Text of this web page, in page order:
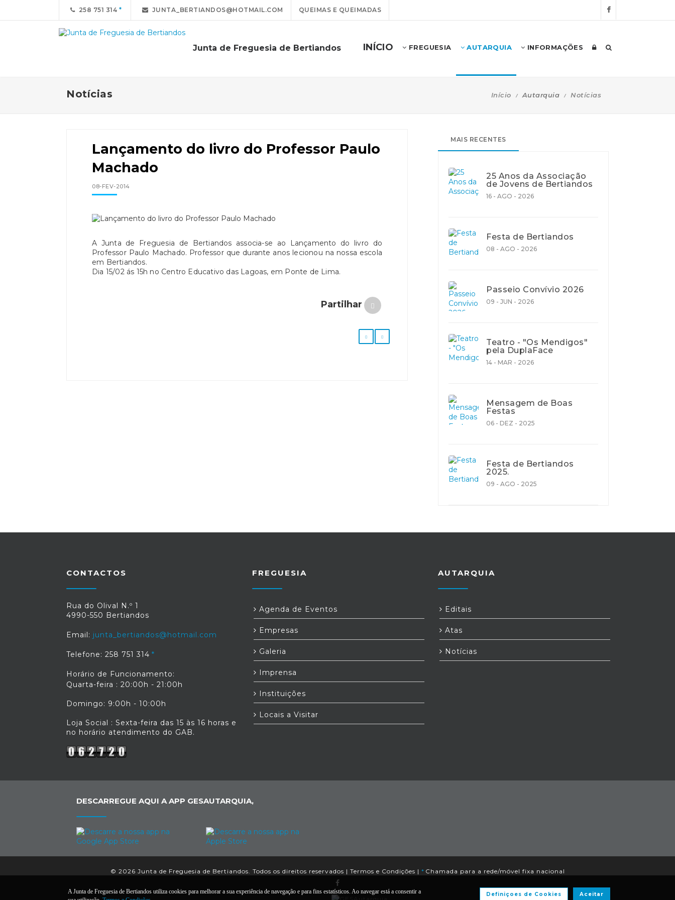
258 751 314 JUNTA_BERTIANDOS@HOTMAIL.COM QUEIMAS E QUEIMADAS
Junta de Freguesia de Bertiandos INÍCIO FREGUESIA AUTARQUIA INFORMAÇÕES
Notícias Início Autarquia Notícias
Lançamento do livro do Professor Paulo
Machado
08-FEV-2014
A Junta de Freguesia de Bertiandos associa-se ao Lançamento do livro do
Professor Paulo Machado. Professor que durante anos lecionou na nossa escola
em Bertiandos.
Dia 15/02 ás 15h no Centro Educativo das Lagoas, em Ponte de Lima.
Partilhar
MAIS RECENTES
25 Anos da Associação
de Jovens de Bertiandos
16 - AGO - 2026
Festa de Bertiandos
08 - AGO - 2026
Passeio Convívio 2026
09 - JUN - 2026
Teatro - "Os Mendigos"
pela DuplaFace
14 - MAR - 2026
Mensagem de Boas
Festas
06 - DEZ - 2025
Festa de Bertiandos
2025.
09 - AGO - 2025
CONTACTOS
Rua do Olival N.º 1
4990-550 Bertiandos
Email: junta_bertiandos@hotmail.com
Telefone: 258 751 314
Horário de Funcionamento:
Quarta-feira : 20:00h - 21:00h
Domingo: 9:00h - 10:00h
Loja Social : Sexta-feira das 15 às 16 horas e
no horário atendimento do GAB.
FREGUESIA
Agenda de Eventos
Empresas
Galeria
Imprensa
Instituições
Locais a Visitar
AUTARQUIA
Editais
Atas
Notícias
DESCARREGUE AQUI A APP GESAUTARQUIA,
© 2026 Junta de Freguesia de Bertiandos. Todos os direitos reservados | Termos e Condições | * Chamada para a rede/móvel fixa nacional
A Junta de Freguesia de Bertiandos utiliza cookies para melhorar a sua experiência de navegação e para fins estatísticos. Ao navegar está a consentir a
Aceitar
Definiçoes de Cookies